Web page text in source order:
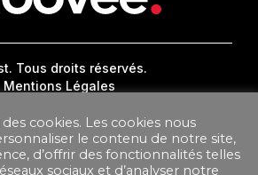
Tous droits réservés.
Mentions Légales
Contact
Plan Du Site
cookies. Les cookies nous
le contenu de notre site,
d’offrir des fonctionnalités telles
sociaux et d’analyser notre